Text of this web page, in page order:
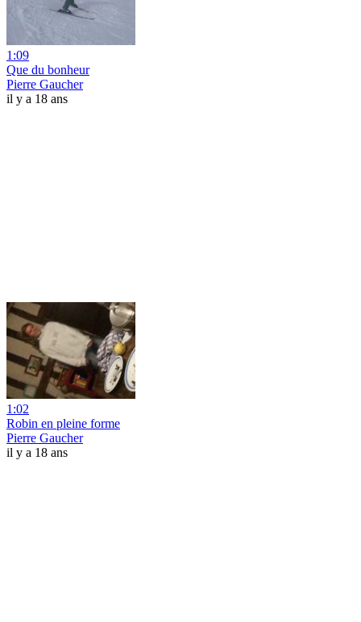
1:09
Que du bonheur
Pierre Gaucher
il y a 18 ans
1:02
Robin en pleine forme
Pierre Gaucher
il y a 18 ans